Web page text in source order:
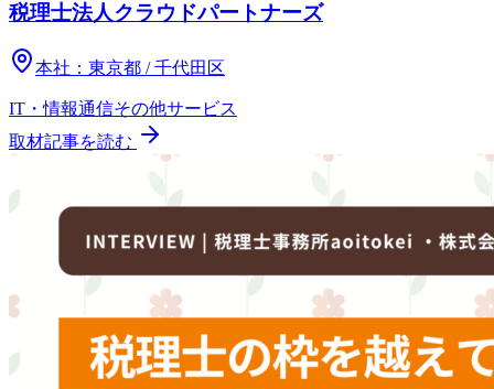
税理士法人クラウドパートナーズ
本社： 東京都 / 千代田区
IT・情報通信その他サービス
取材記事を読む